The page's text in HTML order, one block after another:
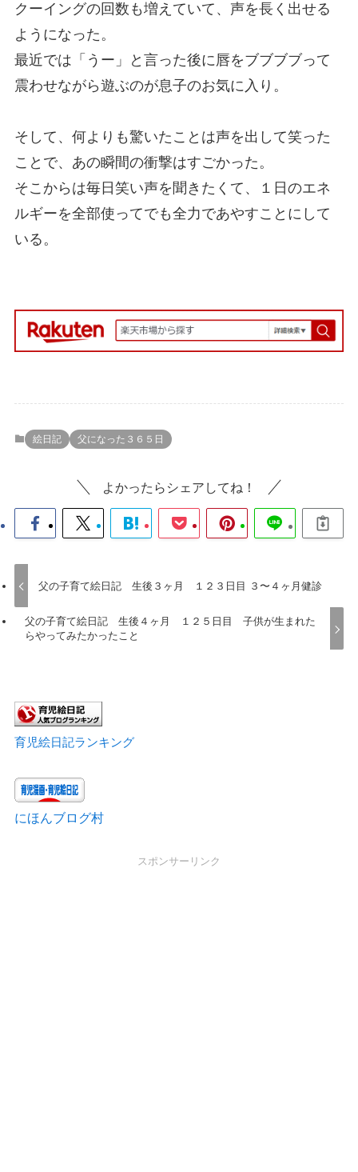
クーイングの回数も増えていて、声を長く出せる
ようになった。
最近では「うー」と言った後に唇をブブブブって
震わせながら遊ぶのが息子のお気に入り。
そして、何よりも驚いたことは声を出して笑った
ことで、あの瞬間の衝撃はすごかった。
そこからは毎日笑い声を聞きたくて、１日のエネ
ルギーを全部使ってでも全力であやすことにして
いる。
絵日記 父になった３６５日
よかったらシェアしてね！
父の子育て絵日記 生後３ヶ月 １２３日目 ３〜４ヶ月健診
父の子育て絵日記 生後４ヶ月 １２５日目 子供が生まれた
らやってみたかったこと
育児絵日記ランキング
にほんブログ村
スポンサーリンク